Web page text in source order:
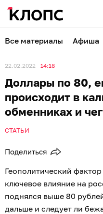
Все материалы Афиша
22.02.2022 14:18
Доллары по 80,
происходит в
обменниках и
СТАТЬИ
Поделиться
Геополитический
ключевое влияние на
поднялся выше 80
дальше и следует ли